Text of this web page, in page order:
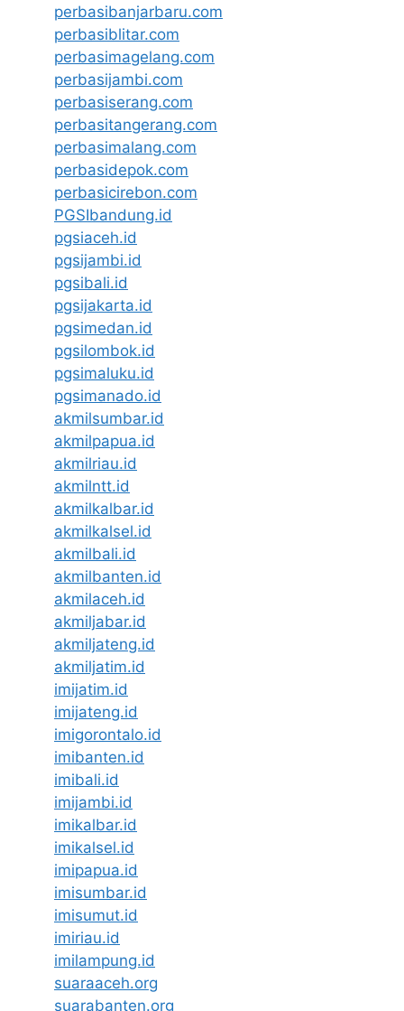
perbasibanjarbaru.com
perbasiblitar.com
perbasimagelang.com
perbasijambi.com
perbasiserang.com
perbasitangerang.com
perbasimalang.com
perbasidepok.com
perbasicirebon.com
PGSIbandung.id
pgsiaceh.id
pgsijambi.id
pgsibali.id
pgsijakarta.id
pgsimedan.id
pgsilombok.id
pgsimaluku.id
pgsimanado.id
akmilsumbar.id
akmilpapua.id
akmilriau.id
akmilntt.id
akmilkalbar.id
akmilkalsel.id
akmilbali.id
akmilbanten.id
akmilaceh.id
akmiljabar.id
akmiljateng.id
akmiljatim.id
imijatim.id
imijateng.id
imigorontalo.id
imibanten.id
imibali.id
imijambi.id
imikalbar.id
imikalsel.id
imipapua.id
imisumbar.id
imisumut.id
imiriau.id
imilampung.id
suaraaceh.org
suarabanten.org